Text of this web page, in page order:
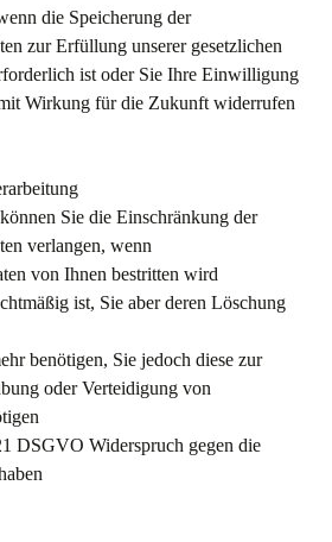
die Speicherung der
zur Erfüllung unserer gesetzlichen
ist oder Sie Ihre Einwilligung
Wirkung für die Zukunft widerrufen
Sie die Einschränkung der
verlangen, wenn
von Ihnen bestritten wird
ist, Sie aber deren Löschung
benötigen, Sie jedoch diese zur
oder Verteidigung von
DSGVO Widerspruch gegen die